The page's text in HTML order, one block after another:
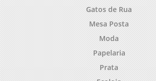
Gatos de Rua
Mesa Posta
Moda
Papelaria
Prata